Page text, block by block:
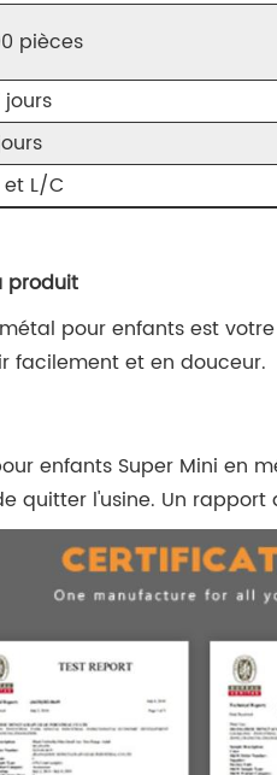
pièces
L/C
produit
pour enfants est
facilement et en douceur.
enfants Super Mini en
quitter l'usine. Un